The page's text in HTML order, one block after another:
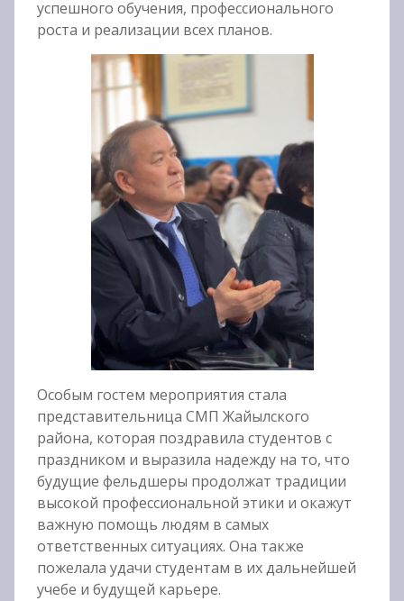
успешного обучения, профессионального
роста и реализации всех планов.
Особым гостем мероприятия стала
представительница СМП Жайылского
района, которая поздравила студентов с
праздником и выразила надежду на то, что
будущие фельдшеры продолжат традиции
высокой профессиональной этики и окажут
важную помощь людям в самых
ответственных ситуациях. Она также
пожелала удачи студентам в их дальнейшей
учебе и будущей карьере.